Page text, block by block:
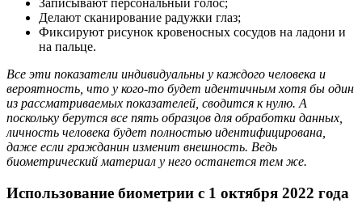
Записывают персональный голос;
Делают сканирование радужки глаз;
Фиксируют рисунок кровеносных сосудов на ладони и
на пальце.
Все эти показатели индивидуальны у каждого человека и
вероятность, что у кого-то будет идентичным хотя бы один
из рассматриваемых показателей, сводится к нулю. А
поскольку берутся все пять образцов для обработки данных,
личность человека будет полностью идентифицирована,
даже если гражданин изменит внешность. Ведь
биометрический материал у него останется тем же.
Использование биометрии с 1 октября 2022 года